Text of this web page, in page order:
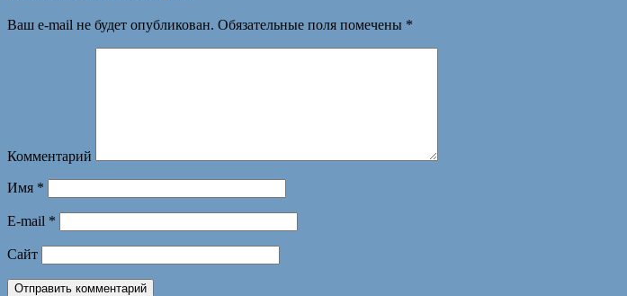
Ваш e-mail не будет опубликован. Обязательные поля помечены *
Комментарий
Имя *
E-mail *
Сайт